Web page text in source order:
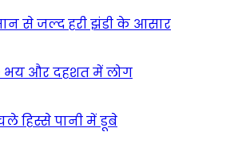
से जल्द हरी झंडी के आसार
– भय और दहशत में लोग
हिस्से पानी में डूबे